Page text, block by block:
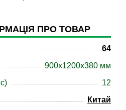
ПРО ТОВАР
64
900x1200x380 мм
12
Китай